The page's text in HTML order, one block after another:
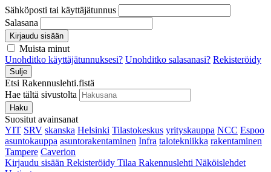
Sähköposti tai käyttäjätunnus
Salasana
Kirjaudu sisään
Muista minut
Unohditko käyttäjätunnuksesi? Unohditko salasanasi? Rekisteröidy
Sulje
Etsi Rakennuslehti.fistä
Hae tältä sivustolta
Haku
Suositut avainsanat
YIT SRV skanska Helsinki Tilastokeskus yrityskauppa NCC Espoo
asuntokauppa asuntorakentaminen Infra talotekniikka rakentaminen
Tampere Caverion
Kirjaudu sisään Rekisteröidy Tilaa Rakennuslehti Näköislehdet